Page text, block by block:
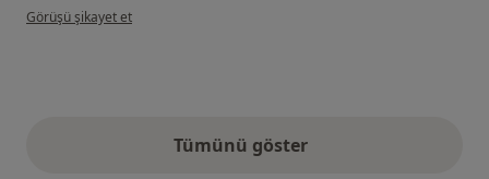
kullanıcının görüşüne göre çi...n
Görüşü şikayet et
Tümünü gösteryukarıdaki görüşler